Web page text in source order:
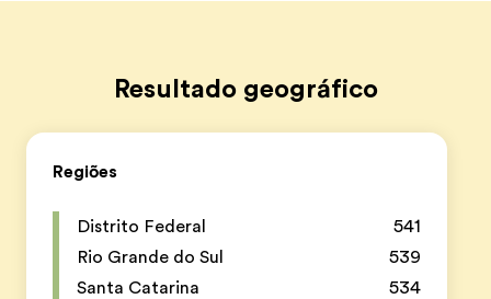
Resultado geográfico
Regiões
Distrito Federal
541
Rio Grande do Sul
539
Santa Catarina
534